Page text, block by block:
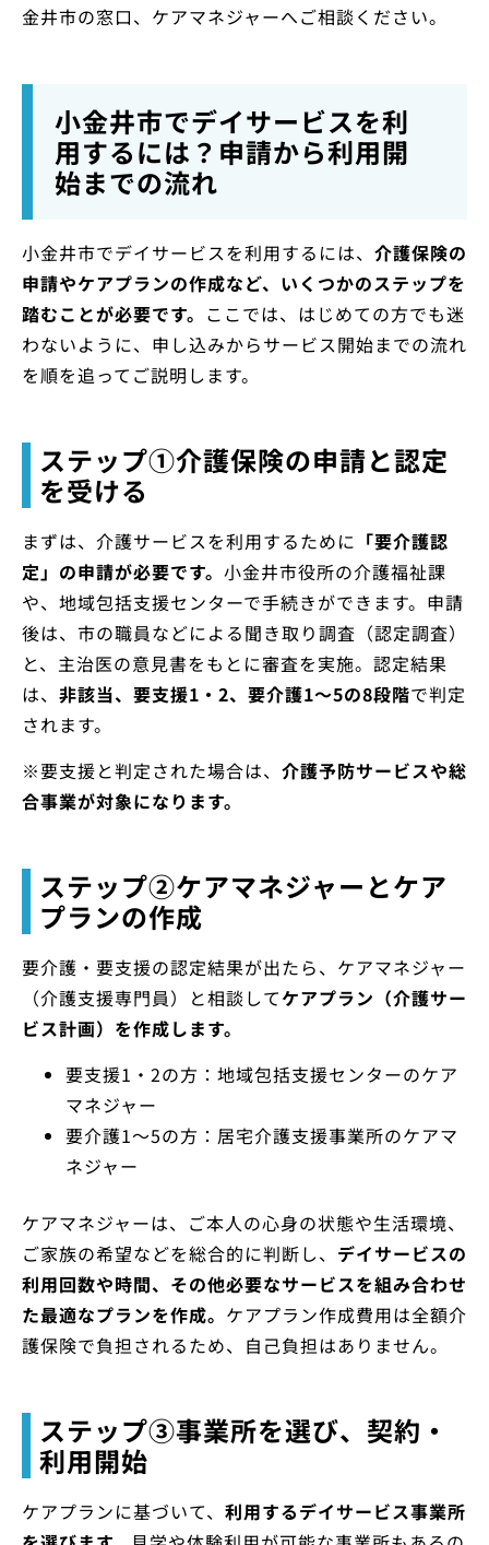
金井市の窓口、ケアマネジャーへご相談ください。
小金井市でデイサービスを利
用するには？申請から利用開
始までの流れ
小金井市でデイサービスを利用するには、 介護保険の
申請やケアプランの作成など、いくつかのステップを
踏むことが必要です。 ここでは、はじめての方でも迷
わないように、申し込みからサービス開始までの流れ
を順を追ってご説明します。
ステップ①介護保険の申請と認定
を受ける
まずは、介護サービスを利用するために 「要介護認
定」の申請が必要です。 小金井市役所の介護福祉課
や、地域包括支援センターで手続きができます。申請
後は、市の職員などによる聞き取り調査（認定調査）
と、主治医の意見書をもとに審査を実施。認定結果
は、 非該当、要支援1・2、要介護1〜5の8段階で判定
されます。
※要支援と判定された場合は、 介護予防サービスや総
合事業が対象になります。
ステップ②ケアマネジャーとケア
プランの作成
要介護・要支援の認定結果が出たら、ケアマネジャー
（介護支援専門員）と相談してケアプラン（介護サー
ビス計画）を作成します。
要支援1・2の方：地域包括支援センターのケア
マネジャー
要介護1〜5の方：居宅介護支援事業所のケアマ
ネジャー
ケアマネジャーは、ご本人の心身の状態や生活環境、
ご家族の希望などを総合的に判断し、 デイサービスの
利用回数や時間、その他必要なサービスを組み合わせ
た最適なプランを作成。 ケアプラン作成費用は全額介
護保険で負担されるため、自己負担はありません。
ステップ③事業所を選び、契約・
利用開始
ケアプランに基づいて、 利用するデイサービス事業所